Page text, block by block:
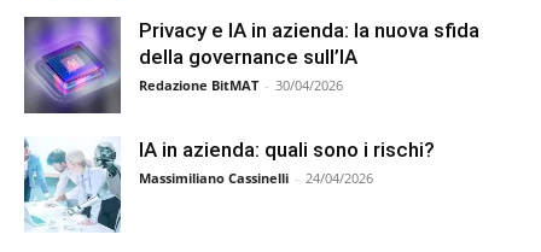
Privacy e IA in azienda: la nuova sfida
della governance sull’IA
Redazione BitMAT - 30/04/2026
IA in azienda: quali sono i rischi?
Massimiliano Cassinelli - 24/04/2026